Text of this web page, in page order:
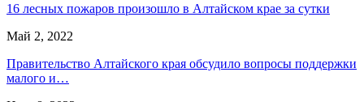
16 лесных пожаров произошло в Алтайском крае за сутки
Май 2, 2022
Правительство Алтайского края обсудило вопросы поддержки
малого и…